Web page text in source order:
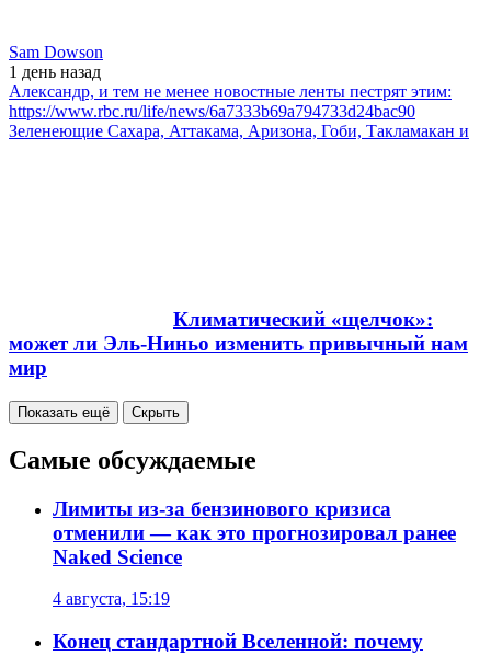
Sam Dowson
1 день назад
Александр, и тем не менее новостные ленты пестрят этим:
https://www.rbc.ru/life/news/6a7333b69a794733d24bac90
Зеленеющие Сахара, Аттакама, Аризона, Гоби, Такламакан и
Климатический «щелчок»:
может ли Эль-Ниньо изменить привычный нам
мир
Показать ещё Скрыть
Самые обсуждаемые
Лимиты из-за бензинового кризиса
отменили — как это прогнозировал ранее
Naked Science
4 августа, 15:19
Конец стандартной Вселенной: почему